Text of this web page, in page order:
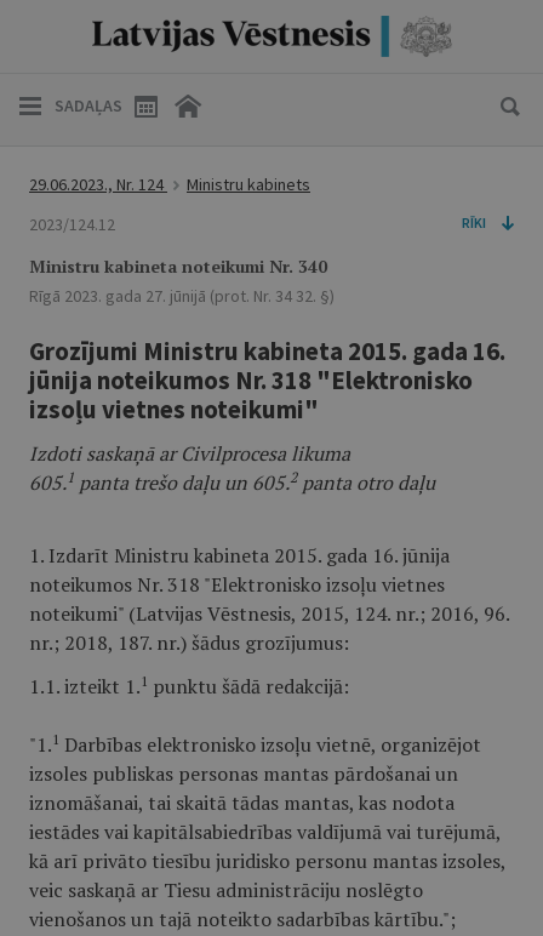
SADAĻAS
29.06.2023., Nr. 124
Ministru kabinets
2023/124.12
RĪKI
Ministru kabineta noteikumi Nr. 340
Rīgā 2023. gada 27. jūnijā (prot. Nr. 34 32. §)
Grozījumi Ministru kabineta 2015. gada 16.
jūnija noteikumos Nr. 318 "Elektronisko
izsoļu vietnes noteikumi"
Izdoti saskaņā ar Civilprocesa likuma
605. 1 panta trešo daļu un 605.2panta otro daļu
1. Izdarīt Ministru kabineta 2015. gada 16. jūnija
noteikumos Nr. 318 "Elektronisko izsoļu vietnes
noteikumi" (Latvijas Vēstnesis, 2015, 124. nr.; 2016, 96.
nr.; 2018, 187. nr.) šādus grozījumus:
1.1. izteikt 1. 1 punktu šādā redakcijā:
"1. 1 Darbības elektronisko izsoļu vietnē, organizējot
izsoles publiskas personas mantas pārdošanai un
iznomāšanai, tai skaitā tādas mantas, kas nodota
iestādes vai kapitālsabiedrības valdījumā vai turējumā,
kā arī privāto tiesību juridisko personu mantas izsoles,
veic saskaņā ar Tiesu administrāciju noslēgto
vienošanos un tajā noteikto sadarbības kārtību.";